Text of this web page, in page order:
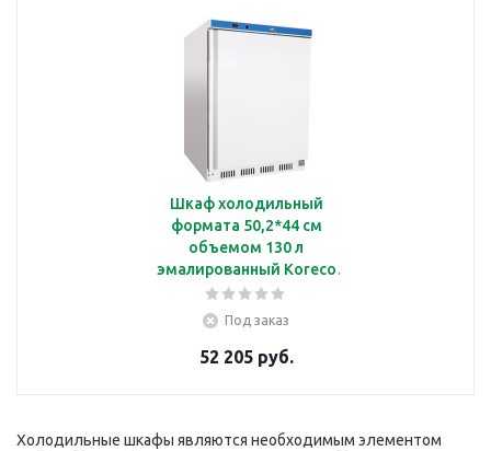
Шкаф холодильный
формата 50,2*44 см
объемом 130 л
эмалированный Koreco
HR200
Под заказ
52 205 руб.
Холодильные шкафы являются необходимым элементом